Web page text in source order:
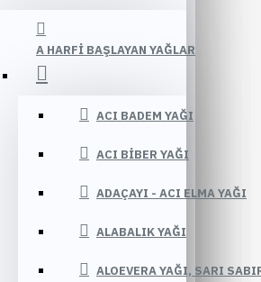
A HARFI BAŞLAYAN YAĞLAR
ACI BADEM YAĞI
ACI BIBER YAĞI
ADAÇAYI - ACI ELMA YAĞI
ALABALIK YAĞI
ALOEVERA YAĞI, SARI